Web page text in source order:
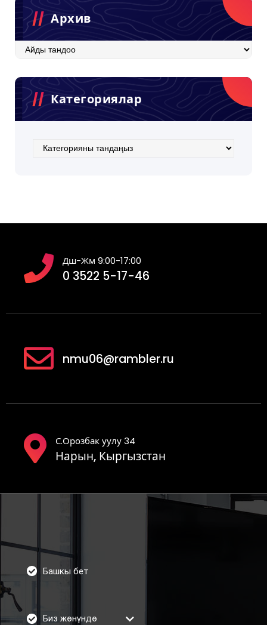
Архив
Архив
Категориялар
Категориялар
Дш-Жм 9:00-17:00
0 3522 5-17-46
nmu06@rambler.ru
С.Орозбак уулу 34
Нарын, Кыргызстан
Башкы бет
Биз жөнүндө